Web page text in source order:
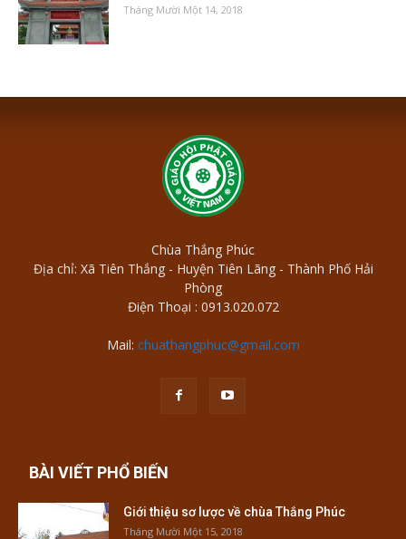
Tháng Mười Một 14, 2018
Chùa Thắng Phúc
Địa chỉ: Xã Tiên Thắng - Huyện Tiên Lãng - Thành Phố Hải
Phòng
Điện Thoại : 0913.020.072
Mail: chuathangphuc@gmail.com
BÀI VIẾT PHỔ BIẾN
Giới thiệu sơ lược về chùa Thắng Phúc
Tháng Mười Một 15, 2018